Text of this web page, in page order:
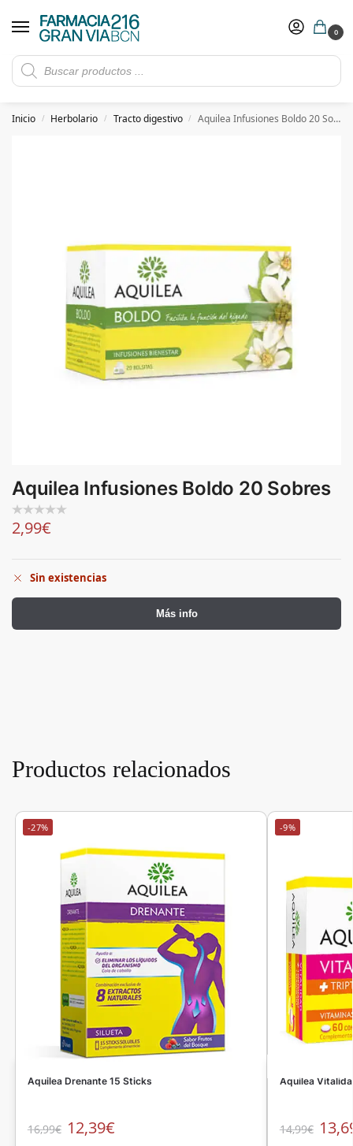
0
Rebajas de verano hasta -30%
​ 5€ de descuento con el cupón 5GRANVIA (compras superiores a 150€)
Inicio / Herbolario / Tracto digestivo / Aquilea Infusiones Boldo 20 Sobres
Aquilea Infusiones Boldo 20 Sobres
2,99€
Sin existencias
Más info
Productos relacionados
-27%
Aquilea Drenante 15 Sticks
16,99€ 12,39€
-9%
Aquilea
14,99€